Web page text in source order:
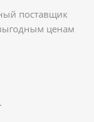
поставщик
ценам